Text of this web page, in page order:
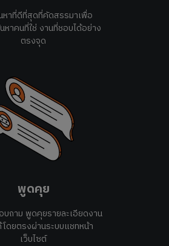
หาที่ดีที่สุดที่คัดสรรมาเพื่อ
หาคนที่ใช่ งานที่ชอบได้อย่าง
ตรงจุด
พูดคุย
บถาม พูดคุยรายละเอียดงาน
โดยตรงผ่านระบบแชทหน้า
เว็บไซต์